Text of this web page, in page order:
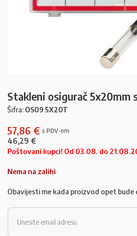
Stakleni osigurač 5x20mm
Šifra: OS09 5X20T
57,86 €
46,29 €
Poštovani kupci! Od 03.08. do
Nema na zalihi
Obavijesti me kada proizvod opet bude